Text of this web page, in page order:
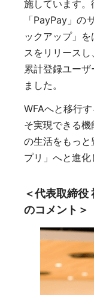
施しています
「PayPay」の
ックアップ」
スをリリース
累計登録ユー
ました。
WFAへと移行
そ実現できる
の生活をもっ
プリ」へと進化
＜代表取締
のコメント＞